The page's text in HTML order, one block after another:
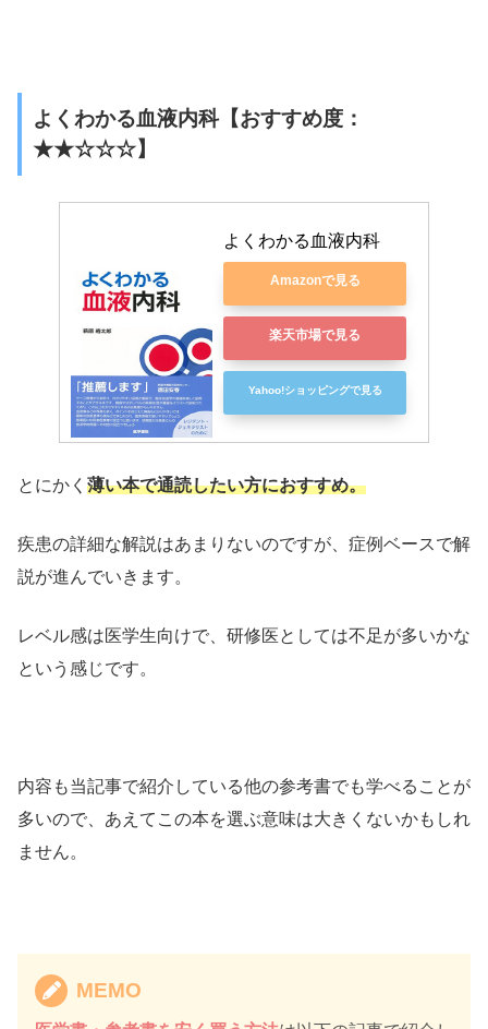
よくわかる血液内科【おすすめ度：
★★☆☆☆】
よくわかる血液内科
Amazonで見る
楽天市場で見る
Yahoo!ショッピングで見る
とにかく 薄い本で通読したい方におすすめ。
疾患の詳細な解説はあまりないのですが、症例ベースで解
説が進んでいきます。
レベル感は医学生向けで、研修医としては不足が多いかな
という感じです。
内容も当記事で紹介している他の参考書でも学べることが
多いので、あえてこの本を選ぶ意味は大きくないかもしれ
ません。
MEMO